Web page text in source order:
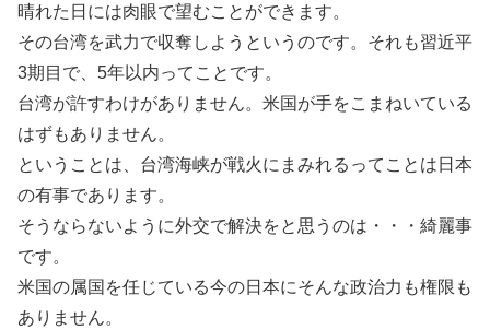
晴れた日には肉眼で望むことができます。
その台湾を武力で収奪しようというのです。それも習近平
3期目で、5年以内ってことです。
台湾が許すわけがありません。米国が手をこまねいている
はずもありません。
ということは、台湾海峡が戦火にまみれるってことは日本
の有事であります。
そうならないように外交で解決をと思うのは・・・綺麗事
です。
米国の属国を任じている今の日本にそんな政治力も権限も
ありません。